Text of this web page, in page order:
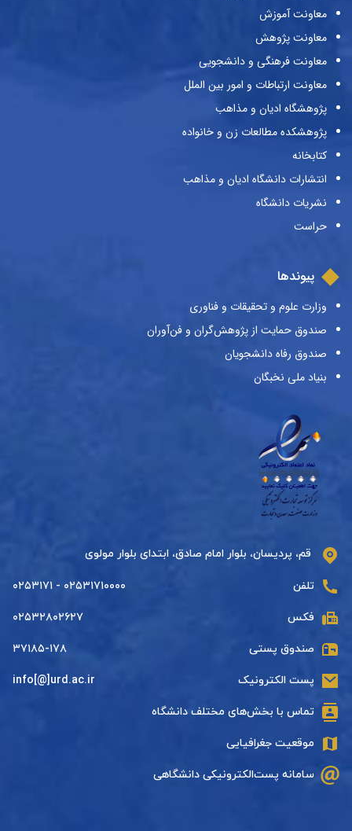
معاونت آموزش
معاونت پژوهش
معاونت فرهنگی و دانشجویی
معاونت ارتباطات و امور بین الملل
پژوهشگاه ادیان و مذاهب
پژوهشکده مطالعات زن و خانواده
کتابخانه
انتشارات دانشگاه ادیان و مذاهب
نشریات دانشگاه
حراست
پیوندها
وزارت علوم و تحقیقات و فناوری
صندوق حمایت از پژوهش‌گران و فن‌آوران
صندوق رفاه دانشجویان
بنیاد ملی نخبگان
قم، پردیسان، بلوار امام صادق، ابتدای بلوار مولوی
تلفن ۰۲۵۳۱۷۱۰۰۰۰ - ۰۲۵۳۱۷۱
فکس ۰۲۵۳۲۸۰۲۶۲۷
صندوق پستی ۳۷۱۸۵-۱۷۸
پست الکترونیک info[@]urd.ac.ir
تماس با بخش‌های مختلف دانشگاه
موقعیت جغرافیایی
سامانه پست‌الکترونیکی دانشگاهی